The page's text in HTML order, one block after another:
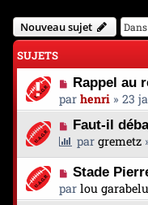
Nouveau sujet
SUJETS
Rappel au
par henri » 23
Faut-il
par gremetz
Stade
par lou